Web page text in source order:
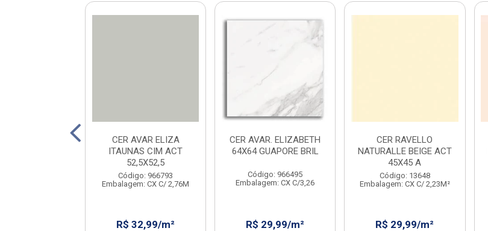
CER AVAR ELIZA
ITAUNAS CIM ACT
52,5X52,5
Código: 966793
Embalagem: CX C/ 2,76M
R$ 32,99/m²
CER AVAR. ELIZABETH
64X64 GUAPORE BRIL
Código: 966495
Embalagem: CX C/3,26
R$ 29,99/m²
CER RAVELLO
NATURALLE BEIGE ACT
45X45 A
Código: 13648
Embalagem: CX C/ 2,23M²
R$ 29,99/m²